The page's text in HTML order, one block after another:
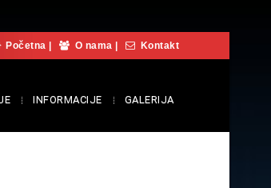
Početna O nama Kontakt
INFORMACIJE GALERIJA